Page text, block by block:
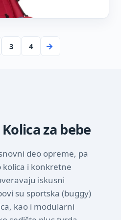
3 4 →
za bebe
deo opreme, pa
kolica i konkretne
iskusni
su sportska (buggy)
kao i modularni